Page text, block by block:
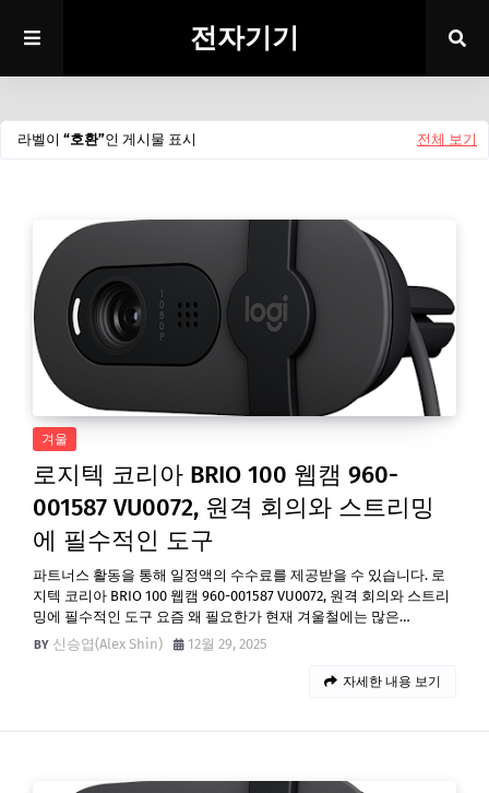
전자기기
라벨이 호환 인 게시물 표시 전체 보기
겨울
로지텍 코리아 BRIO 100 웹캠 960-
001587 VU0072, 원격 회의와 스트리밍
에 필수적인 도구
파트너스 활동을 통해 일정액의 수수료를 제공받을 수 있습니다. 로
지텍 코리아 BRIO 100 웹캠 960-001587 VU0072, 원격 회의와 스트리
밍에 필수적인 도구 요즘 왜 필요한가 현재 겨울철에는 많은…
신승엽(Alex Shin)
12월 29, 2025
자세한 내용 보기